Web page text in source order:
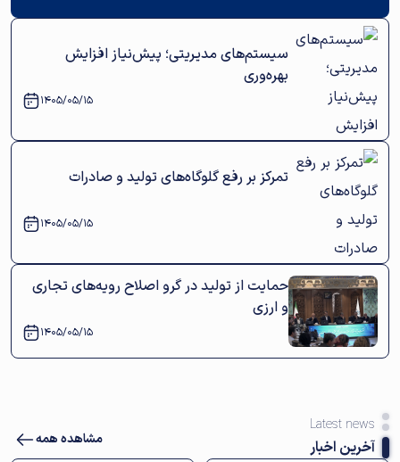
سیستم‌های مدیریتی؛ پیش‌نیاز افزایش
بهره‌وری
1405/05/15
تمرکز بر رفع گلوگاه‌های تولید و صادرات
1405/05/15
حمایت از تولید در گرو اصلاح رویه‌های تجاری
و ارزی
1405/05/15
Latest news
آخرین اخبار مشاهده همه